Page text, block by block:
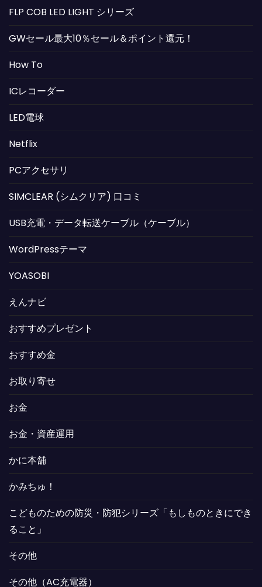
FLP COB LED LIGHT シリーズ
GWセール最大10％セール＆ポイント還元！
How To
ICレコーダー
LED電球
Netflix
PCアクセサリ
SIMCLEAR (シムクリア) 口コミ
USB充電・データ転送ケーブル（ケーブル）
WordPressテーマ
YOASOBI
えんナビ
おすすめプレゼント
おすすめ金
お取り寄せ
お金
お金・資産運用
かに本舗
かみちゅ！
こどものための防災・防犯シリーズ「もしものときにでき
ること」
その他
その他（AC充電器）